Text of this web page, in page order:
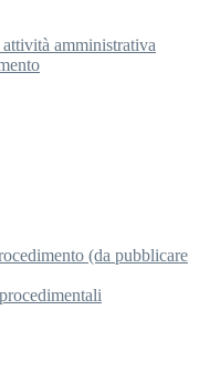
amministrativa
(da pubblicare